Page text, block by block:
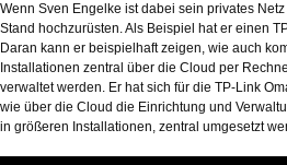
Wenn Sven Engelke ist dabei sein privates
Stand hochzurüsten. Als Beispiel hat er einen
Daran kann er beispielhaft zeigen, wie auch
Installationen zentral über die Cloud per
verwaltet werden. Er hat sich für die TP-Link
wie über die Cloud die Einrichtung und
in größeren Installationen, zentral umgesetzt